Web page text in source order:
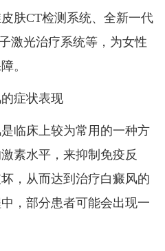
肤CT检测系统、全新一代
激光治疗系统等，为女性
。
症状表现
床上较为常用的一种方
素水平，来抑制免疫反
，从而达到治疗白癜风的
，部分患者可能会出现一